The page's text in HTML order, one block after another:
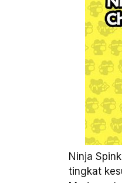
Ninja
tingkat